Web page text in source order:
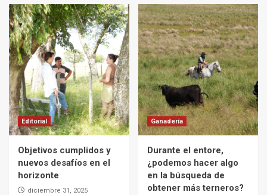
Editorial
Objetivos cumplidos y
nuevos desafíos en el
horizonte
diciembre 31, 2025
Ganadería
Durante el entore,
¿podemos hacer algo
en la búsqueda de
obtener más terneros?